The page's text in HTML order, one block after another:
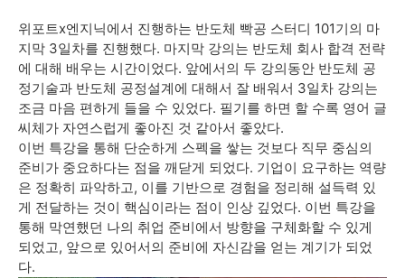
위포트x엔지닉에서 진행하는 반도체 빡공 스터디 101기의 마
지막 3일차를 진행했다. 마지막 강의는 반도체 회사 합격 전략
에 대해 배우는 시간이었다. 앞에서의 두 강의동안 반도체 공
정기술과 반도체 공정설계에 대해서 잘 배워서 3일차 강의는
조금 마음 편하게 들을 수 있었다. 필기를 하면 할 수록 영어 글
씨체가 자연스럽게 좋아진 것 같아서 좋았다.
이번 특강을 통해 단순하게 스펙을 쌓는 것보다 직무 중심의
준비가 중요하다는 점을 깨닫게 되었다. 기업이 요구하는 역량
은 정확히 파악하고, 이를 기반으로 경험을 정리해 설득력 있
게 전달하는 것이 핵심이라는 점이 인상 깊었다. 이번 특강을
통해 막연했던 나의 취업 준비에서 방향을 구체화할 수 있게
되었고, 앞으로 있어서의 준비에 자신감을 얻는 계기가 되었
다.